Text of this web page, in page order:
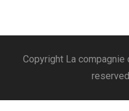
Copyright La
reserved.